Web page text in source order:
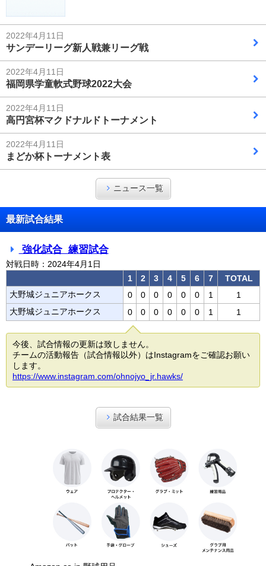
2022年4月11日
サンデーリーグ新人戦兼リーグ戦
2022年4月11日
福岡県学童軟式野球2022大会
2022年4月11日
高円宮杯マクドナルドトーナメント
2022年4月11日
まどか杯トーナメント表
ニュース一覧
最新試合結果
強化試合 練習試合
対戦日時：2024年4月1日
1
2 3 4 5 6 7
TOTAL
大野城ジュニアホークス
0 0 0 0 0 0 1
1
大野城ジュニアホークス
0 0 0 0 0 0 1 1
今後、試合情報の更新は致しません。
チームの活動報告（試合情報以外）はInstagramをご確認お願い
します。
https://www.instagram.com/ohnojyo_jr.hawks/
試合結果一覧